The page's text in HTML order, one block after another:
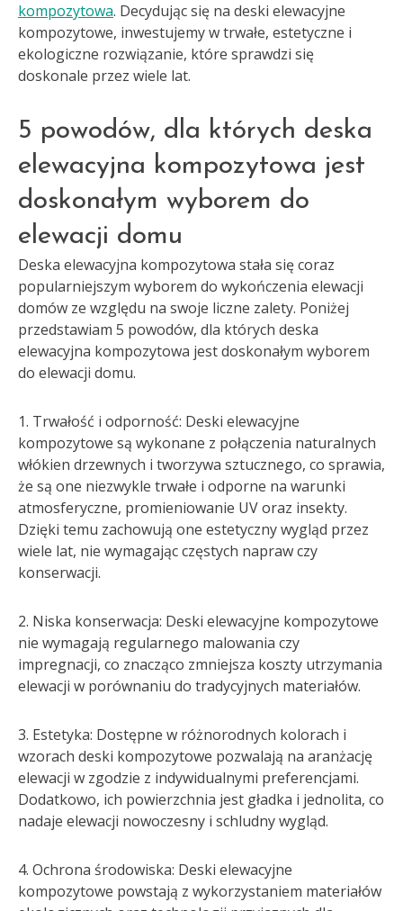
kompozytowa. Decydując się na deski elewacyjne
kompozytowe, inwestujemy w trwałe, estetyczne i
ekologiczne rozwiązanie, które sprawdzi się
doskonale przez wiele lat.
5 powodów, dla których deska
elewacyjna kompozytowa jest
doskonałym wyborem do
elewacji domu
Deska elewacyjna kompozytowa stała się coraz
popularniejszym wyborem do wykończenia elewacji
domów ze względu na swoje liczne zalety. Poniżej
przedstawiam 5 powodów, dla których deska
elewacyjna kompozytowa jest doskonałym wyborem
do elewacji domu.
1. Trwałość i odporność: Deski elewacyjne
kompozytowe są wykonane z połączenia naturalnych
włókien drzewnych i tworzywa sztucznego, co sprawia,
że są one niezwykle trwałe i odporne na warunki
atmosferyczne, promieniowanie UV oraz insekty.
Dzięki temu zachowują one estetyczny wygląd przez
wiele lat, nie wymagając częstych napraw czy
konserwacji.
2. Niska konserwacja: Deski elewacyjne kompozytowe
nie wymagają regularnego malowania czy
impregnacji, co znacząco zmniejsza koszty utrzymania
elewacji w porównaniu do tradycyjnych materiałów.
3. Estetyka: Dostępne w różnorodnych kolorach i
wzorach deski kompozytowe pozwalają na aranżację
elewacji w zgodzie z indywidualnymi preferencjami.
Dodatkowo, ich powierzchnia jest gładka i jednolita, co
nadaje elewacji nowoczesny i schludny wygląd.
4. Ochrona środowiska: Deski elewacyjne
kompozytowe powstają z wykorzystaniem materiałów